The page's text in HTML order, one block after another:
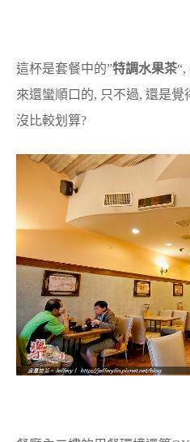
這杯是套餐中的”特調水果茶“,
來還蠻順口的, 只不過, 還是
沒比較划算?